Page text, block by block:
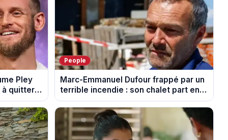
Pley
à quitter
People
Marc-Emmanuel Dufour frappé par un
terrible incendie : son chalet part en
fumée